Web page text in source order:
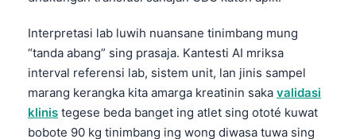
Interpretasi lab luwih nuansane tinimbang mung
“tanda abang” sing prasaja. Kantesti AI mriksa
interval referensi lab, sistem unit, lan jinis sampel
marang kerangka kita amarga kreatinin saka validasi
klinis tegese beda banget ing atlet sing ototé kuwat
bobote 90 kg tinimbang ing wong diwasa tuwa sing